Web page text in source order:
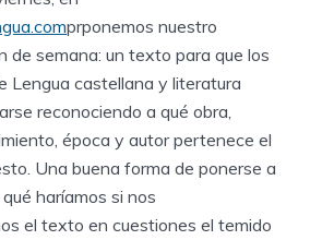
prponemos nuestro
de semana: un texto para que los
Lengua castellana y literatura
reconociendo a qué obra,
época y autor pertenece el
Una buena forma de ponerse a
haríamos si nos
el texto en cuestiones el temido